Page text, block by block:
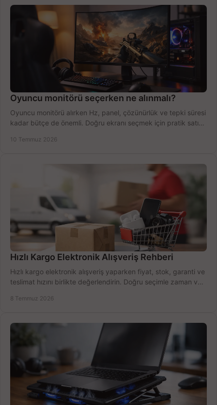
Oyuncu monitörü seçerken ne alınmalı?
Oyuncu monitörü alırken Hz, panel, çözünürlük ve tepki süresi
kadar bütçe de önemli. Doğru ekranı seçmek için pratik satın
10 Temmuz 2026
Hızlı Kargo Elektronik Alışveriş Rehberi
Hızlı kargo elektronik alışveriş yaparken fiyat, stok, garanti ve
teslimat hızını birlikte değerlendirin. Doğru seçimle zaman ve
8 Temmuz 2026